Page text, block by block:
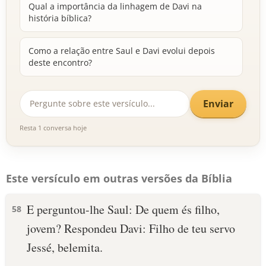
Qual a importância da linhagem de Davi na
história bíblica?
Como a relação entre Saul e Davi evolui depois
deste encontro?
Enviar
Resta 1 conversa hoje
Este versículo em outras versões da Bíblia
58 E perguntou-lhe Saul: De quem és filho,
jovem? Respondeu Davi: Filho de teu servo
Jessé, belemita.